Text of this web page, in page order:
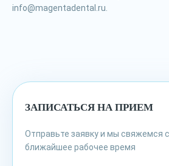
info@magentadental.ru.
ЗАПИСАТЬСЯ НА ПРИЕМ
Отправьте заявку и мы свяжемся
ближайшее рабочее время